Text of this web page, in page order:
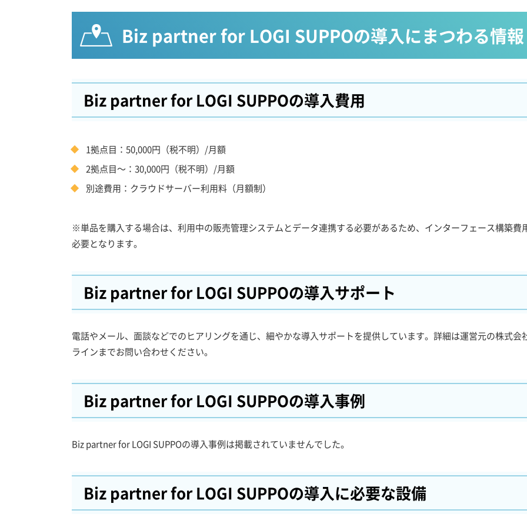
Biz partner for LOGI SUPPOの導入にまつわる情報
Biz partner for LOGI SUPPOの導入費用
1拠点目：50,000円（税不明）/月額
2拠点目～：30,000円（税不明）/月額
別途費用：クラウドサーバー利用料（月額制）
※単品を購入する場合は、利用中の販売管理システムとデータ連携する必要があるため、インターフェース構築費
必要となります。
Biz partner for LOGI SUPPOの導入サポート
電話やメール、面談などでのヒアリングを通じ、細やかな導入サポートを提供しています。詳細は運営元の株式会
ラインまでお問い合わせください。
Biz partner for LOGI SUPPOの導入事例
Biz partner for LOGI SUPPOの導入事例は掲載されていませんでした。
Biz partner for LOGI SUPPOの導入に必要な設備